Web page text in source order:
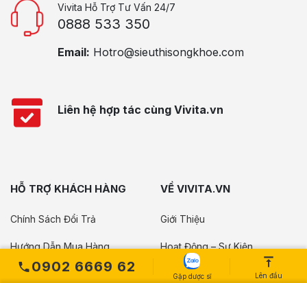
0902 6669 62
Gặp dược sĩ Lên đầu
Vivita Hỗ Trợ Tư Vấn 24/7
0888 533 350
Email: Hotro@sieuthisongkhoe.com
Liên hệ hợp tác cùng Vivita.vn
HỖ TRỢ KHÁCH HÀNG
Chính Sách Đổi Trả
Hướng Dẫn Mua Hàng
Bảo Mật Thông Tin
VỀ VIVITA.VN
Giới Thiệu
Hoạt Động – Sự Kiện
Tuyển Dụng